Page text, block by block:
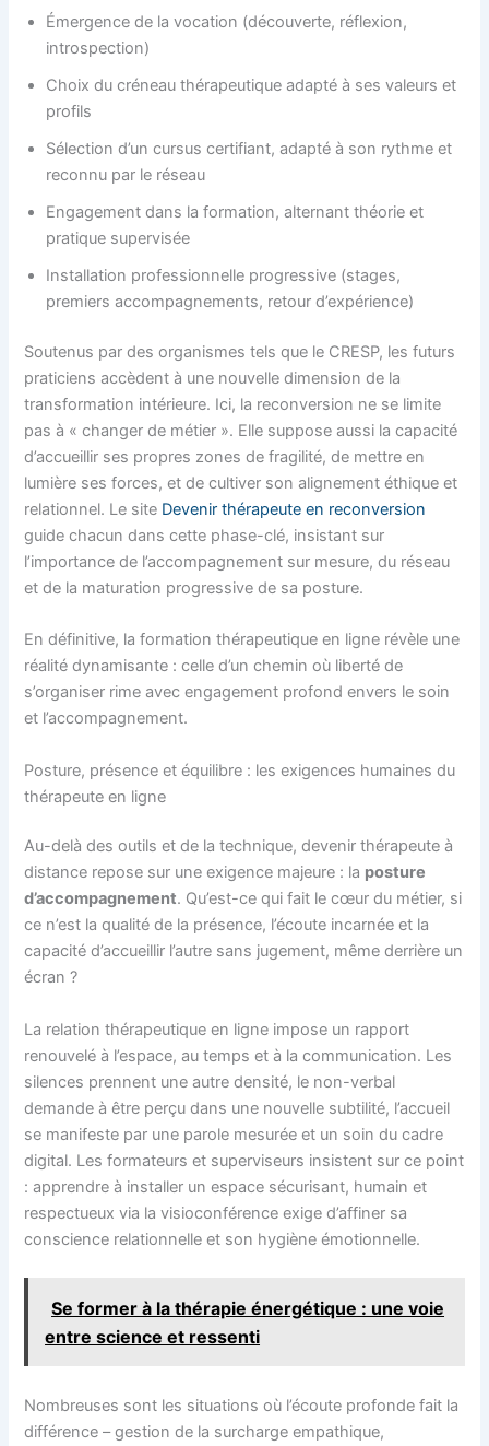
Émergence de la vocation (découverte, réflexion,
introspection)
Choix du créneau thérapeutique adapté à ses valeurs et
profils
Sélection d’un cursus certifiant, adapté à son rythme et
reconnu par le réseau
Engagement dans la formation, alternant théorie et
pratique supervisée
Installation professionnelle progressive (stages,
premiers accompagnements, retour d’expérience)
Soutenus par des organismes tels que le CRESP, les futurs
praticiens accèdent à une nouvelle dimension de la
transformation intérieure. Ici, la reconversion ne se limite
pas à « changer de métier ». Elle suppose aussi la capacité
d’accueillir ses propres zones de fragilité, de mettre en
lumière ses forces, et de cultiver son alignement éthique et
relationnel. Le site Devenir thérapeute en reconversion
guide chacun dans cette phase-clé, insistant sur
l’importance de l’accompagnement sur mesure, du réseau
et de la maturation progressive de sa posture.
En définitive, la formation thérapeutique en ligne révèle une
réalité dynamisante : celle d’un chemin où liberté de
s’organiser rime avec engagement profond envers le soin
et l’accompagnement.
Posture, présence et équilibre : les exigences humaines du
thérapeute en ligne
Au-delà des outils et de la technique, devenir thérapeute à
distance repose sur une exigence majeure : la posture
d’accompagnement. Qu’est-ce qui fait le cœur du métier, si
ce n’est la qualité de la présence, l’écoute incarnée et la
capacité d’accueillir l’autre sans jugement, même derrière un
écran ?
La relation thérapeutique en ligne impose un rapport
renouvelé à l’espace, au temps et à la communication. Les
silences prennent une autre densité, le non-verbal
demande à être perçu dans une nouvelle subtilité, l’accueil
se manifeste par une parole mesurée et un soin du cadre
digital. Les formateurs et superviseurs insistent sur ce point
: apprendre à installer un espace sécurisant, humain et
respectueux via la visioconférence exige d’affiner sa
conscience relationnelle et son hygiène émotionnelle.
Se former à la thérapie énergétique : une voie
entre science et ressenti
Nombreuses sont les situations où l’écoute profonde fait la
différence – gestion de la surcharge empathique,